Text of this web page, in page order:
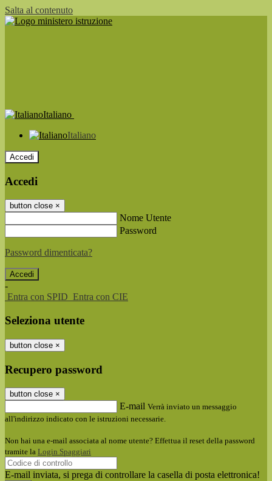
Salta al contenuto
Italiano
Italiano
Accedi
Accedi
button close ×
Nome Utente
Password
Password dimenticata?
-
Entra con SPID Entra con CIE
Seleziona utente
button close ×
Recupero password
button close ×
E-mail Verrà inviato un messaggio
all'indirizzo indicato con le istruzioni necessarie.
Non hai una e-mail associata al nome utente? Effettua il reset della password
tramite la Login Spaggiari
E-mail inviata, si prega di controllare la casella di posta elettronica!